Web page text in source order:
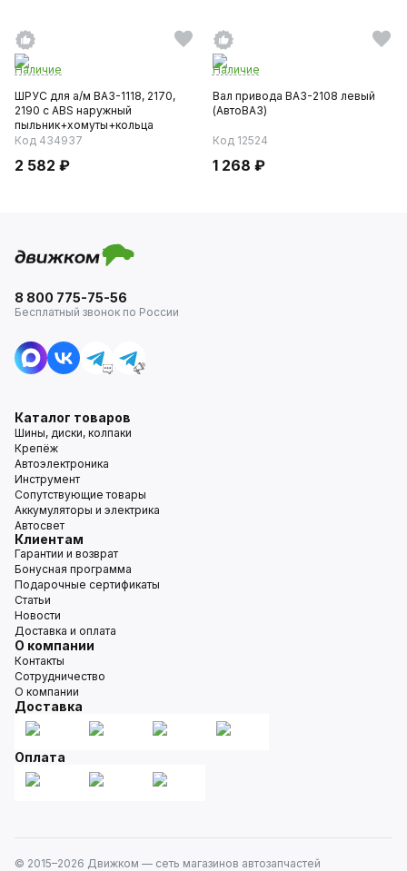
Наличие
ШРУС для а/м ВАЗ-1118, 2170,
2190 с ABS наружный
пыльник+хомуты+кольца
(LECAR)
Код 434937
2 582 ₽
Наличие
Вал привода ВАЗ-2108 левый
(АвтоВАЗ)
Код 12524
1 268 ₽
8 800 775-75-56
Бесплатный звонок по России
Каталог товаров
Шины, диски, колпаки
Крепёж
Автоэлектроника
Инструмент
Сопутствующие товары
Аккумуляторы и электрика
Автосвет
Клиентам
Гарантии и возврат
Бонусная программа
Подарочные сертификаты
Статьи
Новости
Доставка и оплата
О компании
Контакты
Сотрудничество
О компании
Доставка
Оплата
© 2015–2026 Движком — сеть магазинов автозапчастей